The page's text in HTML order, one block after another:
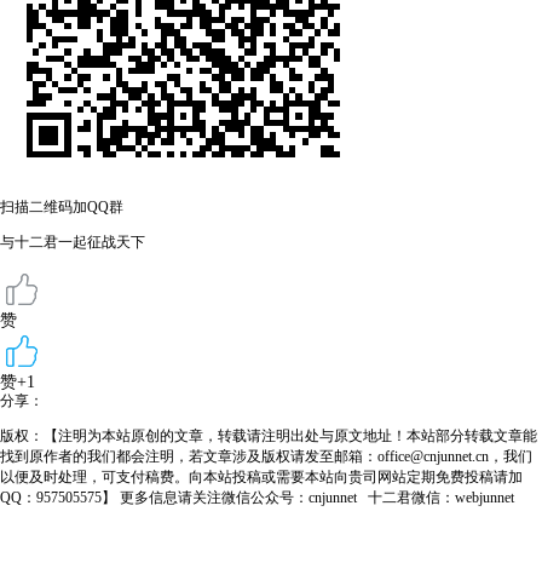
扫描二维码加QQ群
与十二君一起征战天下
赞
赞+1
分享：
版权：【注明为本站原创的文章，转载请注明出处与原文地址！本站部分转载文章能
找到原作者的我们都会注明，若文章涉及版权请发至邮箱：office@cnjunnet.cn，我们
以便及时处理，可支付稿费。向本站投稿或需要本站向贵司网站定期免费投稿请加
QQ：957505575】 更多信息请关注微信公众号：cnjunnet 十二君微信：webjunnet